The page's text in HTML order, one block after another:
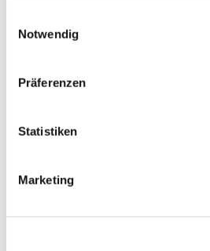
Notwendig
Präferenzen
Statistiken
Marketing